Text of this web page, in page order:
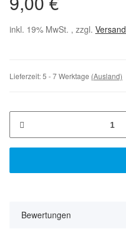
inkl. 19% MwSt. , zzgl. Versand
Lieferzeit:5 - 7 Werktage (Ausland)
Bewertungen